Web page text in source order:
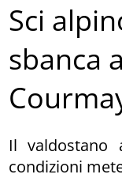
Sci
sbanca
Il valdostano
condizioni